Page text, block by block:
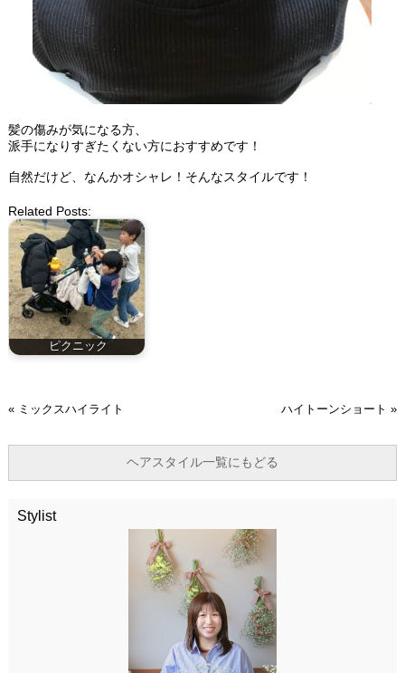
髪の傷みが気になる方、
派手になりすぎたくない方におすすめです！
自然だけど、なんかオシャレ！そんなスタイルです！
Related Posts:
ピクニック
« ミックスハイライト ハイトーンショート »
ヘアスタイル一覧にもどる
Stylist